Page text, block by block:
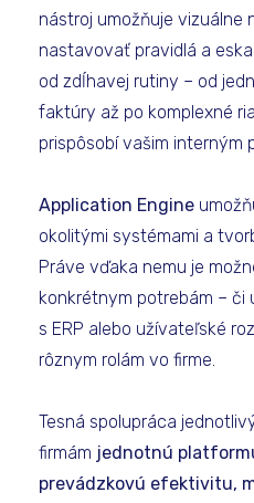
nástroj umožňuje vizuálne
nastavovať pravidlá a
od zdĺhavej rutiny – od
faktúry až po komplexné
prispôsobí vašim interným
Application Engine
okolitými systémami a
Práve vďaka nemu je
konkrétnym potrebám – či
s ERP alebo užívateľské
rôznym rolám vo firme.
Tesná spolupráca
firmám jednotnú
prevádzkovú efektivitu,